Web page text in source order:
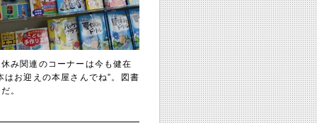
み関連のコーナーは今も健在
お迎えの本屋さんでね”。図書
。